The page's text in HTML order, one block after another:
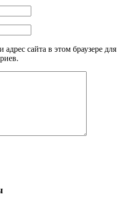
сайта в этом браузере для